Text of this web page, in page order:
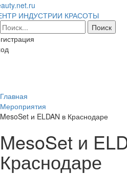
ИНДУСТРИИ КРАСОТЫ
Главная
Мероприятия
MesoSet и ELDAN в Краснодаре
MesoSet и
Краснодаре